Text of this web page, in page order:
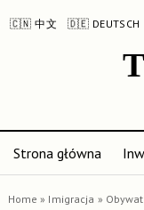
🇨🇳 中文 🇩🇪 DEUTSCH
Strona główna
Home » Imigracja »